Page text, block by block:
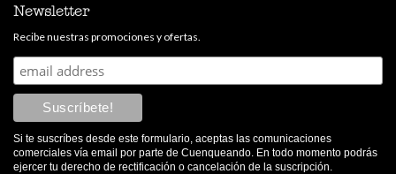
Newsletter
Recibe nuestras promociones y ofertas.
Si te suscríbes desde este formulario, aceptas las comunicaciones
comerciales vía email por parte de Cuenqueando. En todo momento podrás
ejercer tu derecho de rectificación o cancelación de la suscripción.